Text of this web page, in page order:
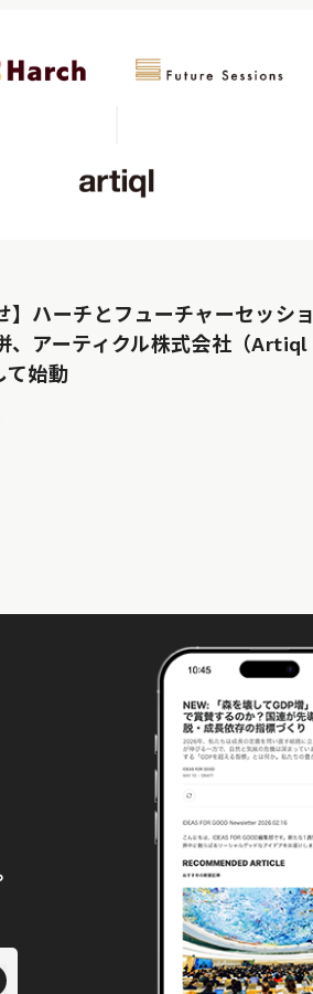
】ハーチとフューチャーセッショ
、アーティクル株式会社（Artiql
て始動